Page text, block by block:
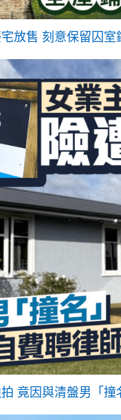
宅放售 刻意保留囚
竟因與清盤男「